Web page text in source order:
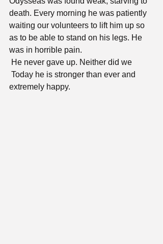
death. Every morning he was patiently
waiting our volunteers to lift him up so
as to be able to stand on his legs. He
was in horrible pain.
He never gave up. Neither did we
extremely happy.